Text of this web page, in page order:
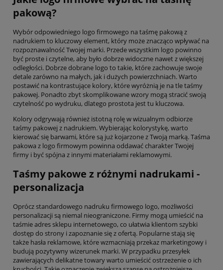
pakową?
Wybór odpowiedniego logo firmowego na taśmę pakową z
nadrukiem to kluczowy element, który może znacząco wpływać na
rozpoznawalność Twojej marki. Przede wszystkim logo powinno
być proste i czytelne, aby było dobrze widoczne nawet z większej
odległości. Dobrze dobrane logo to takie, które zachowuje swoje
detale zarówno na małych, jak i dużych powierzchniach. Warto
postawić na kontrastujące kolory, które wyróżnią je na tle taśmy
pakowej. Ponadto zbyt skomplikowane wzory mogą stracić swoją
czytelność po wydruku, dlatego prostota jest tu kluczowa.
Kolory odgrywają również istotną rolę w wizualnym odbiorze
taśmy pakowej z nadrukiem. Wybierając kolorystykę, warto
kierować się barwami, które są już kojarzone z Twoją marką. Taśma
pakowa z logo firmowym powinna oddawać charakter Twojej
firmy i być spójna z innymi materiałami reklamowymi.
Taśmy pakowe z różnymi nadrukami -
personalizacja
Oprócz standardowego nadruku firmowego logo, możliwości
personalizacji są niemal nieograniczone. Firmy mogą umieścić na
taśmie adres sklepu internetowego, co ułatwia klientom szybki
dostęp do strony i zapoznanie się z ofertą. Popularne stają się
także hasła reklamowe, które wzmacniają przekaz marketingowy i
budują pozytywny wizerunek marki. W przypadku przesyłek
zawierających delikatne towary warto umieścić ostrzeżenie o ich